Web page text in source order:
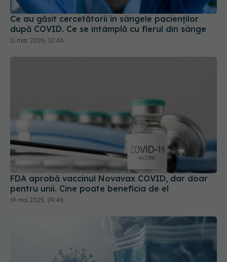
11 mar 2026, 12:46
FDA aprobă vaccinul Novavax COVID, dar doar
pentru unii. Cine poate beneficia de el
19 mai 2025, 09:48